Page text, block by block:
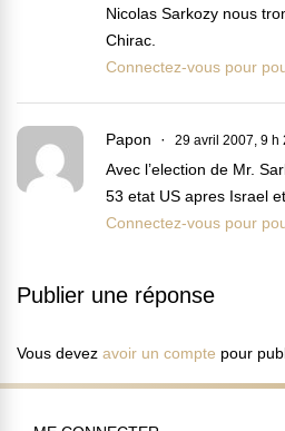
Nicolas Sarkozy nous
Chirac.
Connectez-vous pour
Papon 29 avril 2007, 9 h
Avec l’election de Mr.
53 etat US apres Israel
Connectez-vous pour
Publier une réponse
Vous devez avoir un compte pour